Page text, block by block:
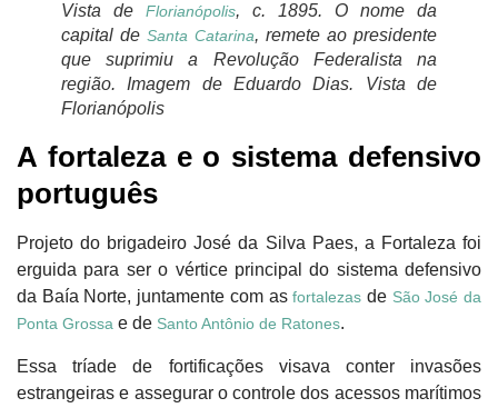
Vista de Florianópolis, c. 1895. O nome da
capital de Santa Catarina, remete ao presidente
que suprimiu a Revolução Federalista na
região. Imagem de Eduardo Dias. Vista de
Florianópolis
A fortaleza e o sistema defensivo
português
Projeto do brigadeiroJosé da Silva Paes, a Fortaleza foi
erguida para ser o vértice principal do sistema defensivo
da Baía Norte, juntamente com asfortalezas de São José da
Ponta Grossa e de Santo Antônio de Ratones.
Essa tríade de fortificações visava conter invasões
estrangeiras e assegurar o controle dos acessos marítimos